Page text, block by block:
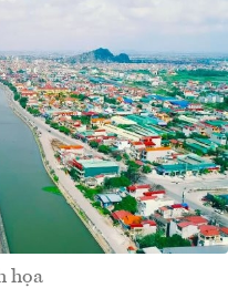
họa